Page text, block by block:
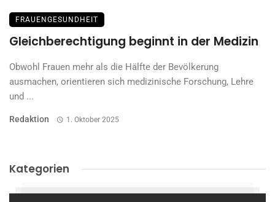
FRAUENGESUNDHEIT
Gleichberechtigung beginnt in der Medizin
Obwohl Frauen mehr als die Hälfte der Bevölkerung
ausmachen, orientieren sich medizinische Forschung, Lehre
und ...
Redaktion 1. Oktober 2025
Kategorien